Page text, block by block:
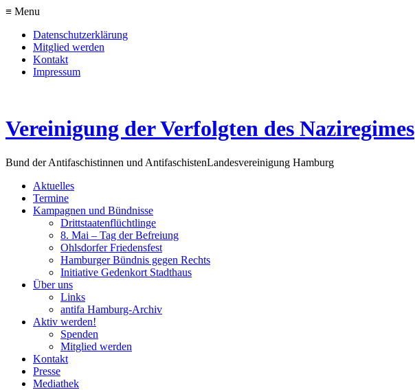
≡ Menu
Datenschutzerklärung
Mitglied werden
Kontakt
Impressum
Vereinigung der Verfolgten des Naziregimes
Bund der Antifaschistinnen und AntifaschistenLandesvereinigung Hamburg
Aktuelles
Termine
Kampagnen und Bündnisse
Drittstaatenflüchtlinge
8. Mai – Tag der Befreiung
Ohlsdorfer Friedensfest
Hamburger Bündnis gegen Rechts
Initiative Gedenkort Stadthaus
Über uns
Links
antifa Hamburg-Archiv
Aktiv werden!
Spenden
Mitglied werden
Kontakt
Presse
Mediathek